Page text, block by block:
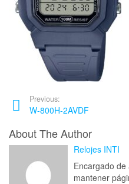
Previous:
W-800H-2AVDF
About The Author
Relojes INTI
Encargado
mantener